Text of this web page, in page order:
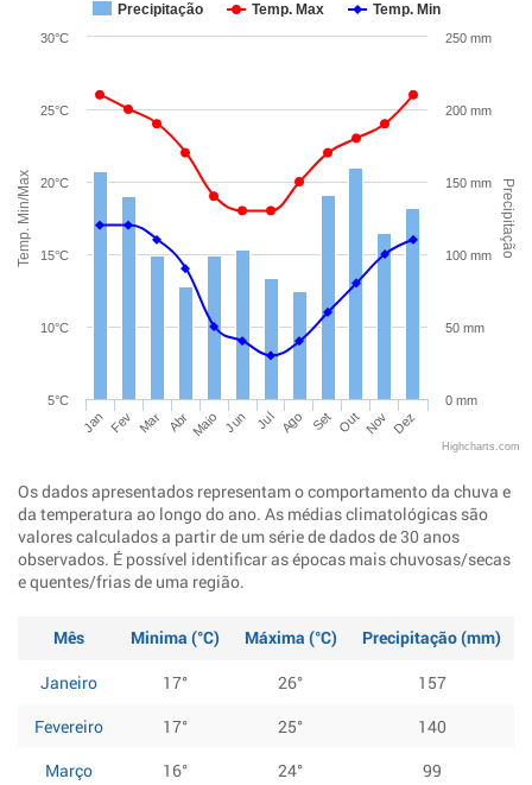
Temp. Min/Max Precipitação
Precipitação Temp. Max Temp. Min
Jan Fev Mar Abr Maio Jun Jul Ago Set Out Nov Dez
5°C
10°C
15°C
20°C
25°C
30°C
0 mm
50 mm
100 mm
150 mm
200 mm
250 mm
Highcharts.com
Os dados apresentados representam o comportamento da chuva e
da temperatura ao longo do ano. As médias climatológicas são
valores calculados a partir de um série de dados de 30 anos
observados. É possível identificar as épocas mais chuvosas/secas
e quentes/frias de uma região.
Mês Minima (°C) Máxima (°C)
Precipitação (mm)
Janeiro
17° 26°
157
Fevereiro
17° 25°
140
Março
16° 24°
99